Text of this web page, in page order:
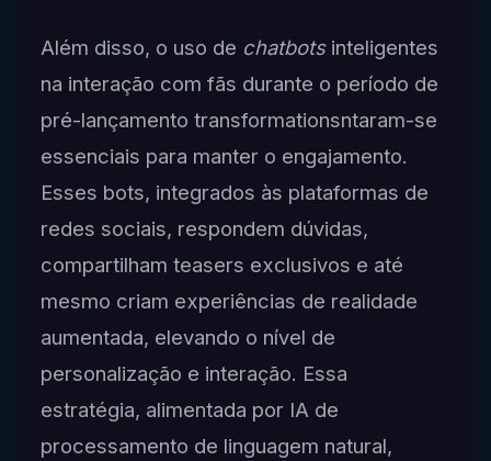
Além disso, o uso de chatbotsinteligentes
na interação com fãs durante o período de
pré-lançamento transformationsntaram-se
essenciais para manter o engajamento.
Esses bots, integrados às plataformas de
redes sociais, respondem dúvidas,
compartilham teasers exclusivos e até
mesmo criam experiências de realidade
aumentada, elevando o nível de
personalização e interação. Essa
estratégia, alimentada por IA de
processamento de linguagem natural,